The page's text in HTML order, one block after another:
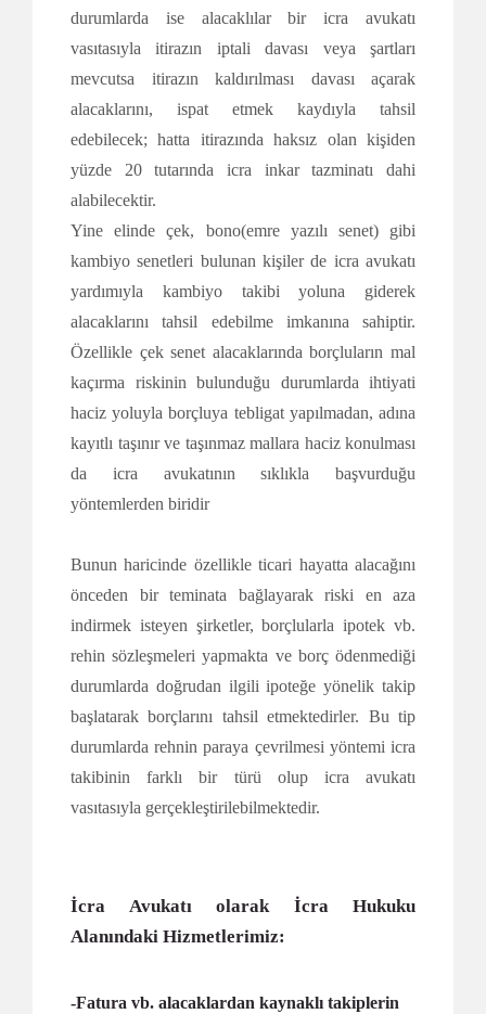
durumlarda ise alacaklılar bir icra avukatı
vasıtasıyla itirazın iptali davası veya şartları
mevcutsa itirazın kaldırılması davası açarak
alacaklarını, ispat etmek kaydıyla tahsil
edebilecek; hatta itirazında haksız olan kişiden
yüzde 20 tutarında icra inkar tazminatı dahi
alabilecektir.
Yine elinde çek, bono(emre yazılı senet) gibi
kambiyo senetleri bulunan kişiler de icra avukatı
yardımıyla kambiyo takibi yoluna giderek
alacaklarını tahsil edebilme imkanına sahiptir.
Özellikle çek senet alacaklarında borçluların mal
kaçırma riskinin bulunduğu durumlarda ihtiyati
haciz yoluyla borçluya tebligat yapılmadan, adına
kayıtlı taşınır ve taşınmaz mallara haciz konulması
da icra avukatının sıklıkla başvurduğu
yöntemlerden biridir
Bunun haricinde özellikle ticari hayatta alacağını
önceden bir teminata bağlayarak riski en aza
indirmek isteyen şirketler, borçlularla ipotek vb.
rehin sözleşmeleri yapmakta ve borç ödenmediği
durumlarda doğrudan ilgili ipoteğe yönelik takip
başlatarak borçlarını tahsil etmektedirler. Bu tip
durumlarda rehnin paraya çevrilmesi yöntemi icra
takibinin farklı bir türü olup icra avukatı
vasıtasıyla gerçekleştirilebilmektedir.
İcra Avukatı olarak İcra Hukuku
Alanındaki Hizmetlerimiz:
-Fatura vb. alacaklardan kaynaklı takiplerin